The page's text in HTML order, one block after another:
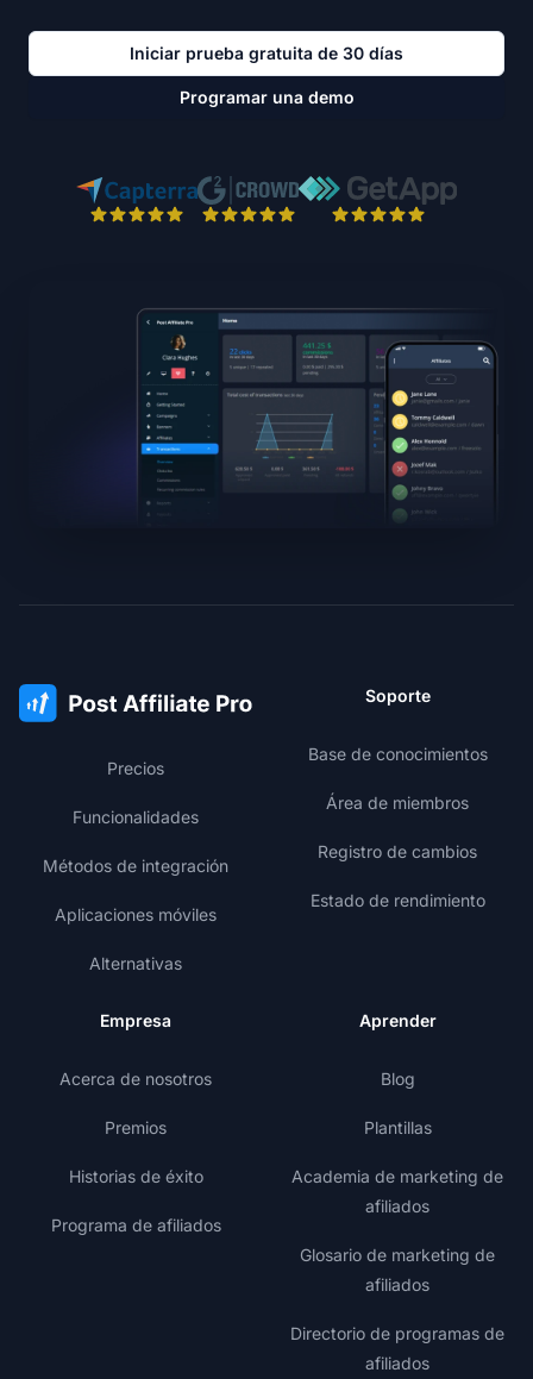
Iniciar prueba gratuita de 30 días
Programar una demo
Precios
Funcionalidades
Métodos de integración
Aplicaciones móviles
Alternativas
Soporte
Base de conocimientos
Área de miembros
Registro de cambios
Estado de rendimiento
Empresa
Acerca de nosotros
Premios
Historias de éxito
Programa de afiliados
Aprender
Blog
Plantillas
Academia de marketing de
afiliados
Glosario de marketing de
afiliados
Directorio de programas de
afiliados